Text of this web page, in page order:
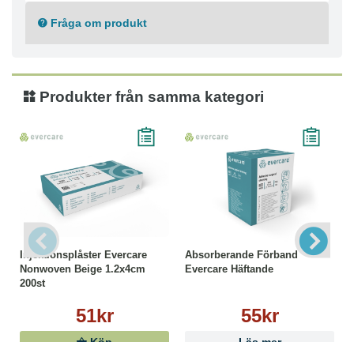
Fråga om produkt
Produkter från samma kategori
Injektionsplåster Evercare
Nonwoven Beige 1.2x4cm
200st
51kr
Absorberande Förband
Evercare Häftande
55kr